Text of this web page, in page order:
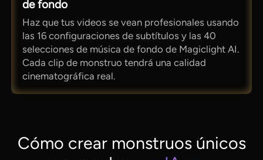
de fondo
Haz que tus videos se vean profesionales usando
las 16 configuraciones de subtítulos y las 40
selecciones de música de fondo de Magiclight AI.
Cada clip de monstruo tendrá una calidad
cinematográfica real.
Cómo crear monstruos únicos